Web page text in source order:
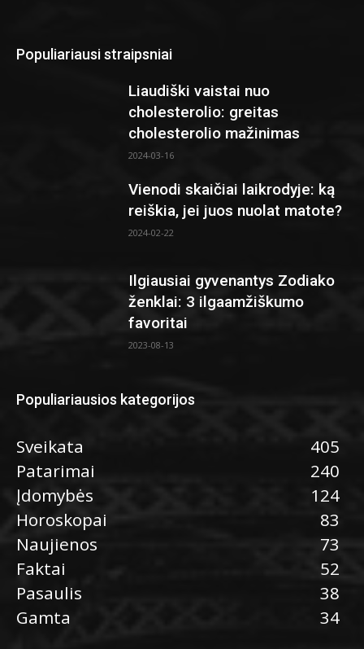
Populiariausi straipsniai
Liaudiški vaistai nuo
cholesterolio: greitas
cholesterolio mažinimas
2024-03-16
Vienodi skaičiai laikrodyje: ką
reiškia, jei juos nuolat matote?
2024-02-22
Ilgiausiai gyvenantys Zodiako
ženklai: 3 ilgaamžiškumo
favoritai
2023-08-13
Populiariausios kategorijos
Sveikata
405
Patarimai
240
Įdomybės
124
Horoskopai
83
Naujienos
73
Faktai
52
Pasaulis
38
Gamta
34